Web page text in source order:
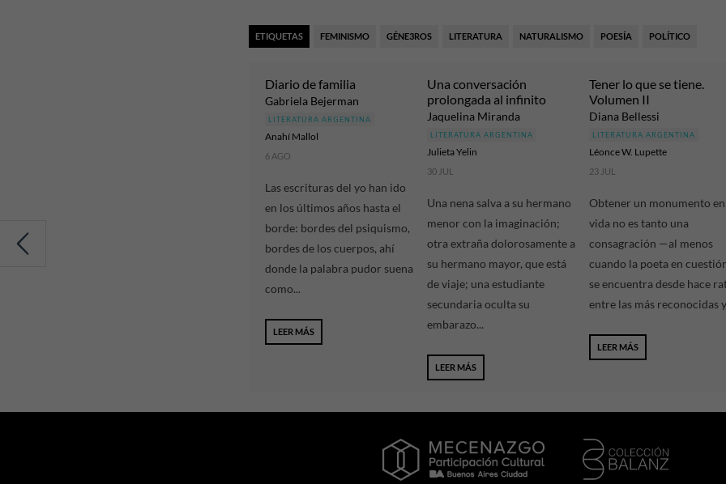
ETIQUETAS FEMINISMO GÉNE3ROS LITERATURA NATURALISMO POESÍA POLÍTICO
Diario de familia
Gabriela Bejerman
LITERATURA ARGENTINA
Anahí Mallol
6 AGO
Las escrituras del yo han ido
en los últimos años hasta el
borde: bordes del psiquismo,
bordes de los cuerpos, ahí
donde la palabra pudor suena
como...
LEER MÁS
Una conversación
prolongada al infinito
Jaquelina Miranda
LITERATURA ARGENTINA
Julieta Yelin
30 JUL
Una nena salva a su hermano
menor con la imaginación;
otra extraña dolorosamente a
su hermano mayor, que está
de viaje; una estudiante
secundaria oculta su
embarazo...
LEER MÁS
Tener lo que se tiene.
Volumen II
Diana Bellessi
LITERATURA ARGENTINA
Léonce W. Lupette
23 JUL
Obtener un monumento en
vida no es tanto una
consagración —al menos
cuando la poeta en
se encuentra desde hace
entre las más reconocidas
LEER MÁS